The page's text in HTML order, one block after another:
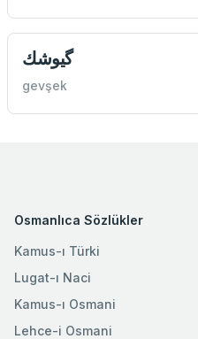
گیوشك
gevşek
Osmanlıca Sözlükler
Kamus-ı Türki
Lugat-ı Naci
Kamus-ı Osmani
Lehce-i Osmani